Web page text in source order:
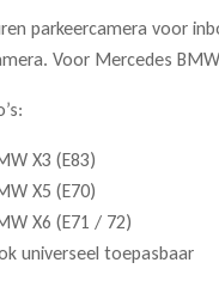
parkeercamera voor
Voor Mercedes
X3 (E83)
X5 (E70)
X6 (E71 / 72)
universeel toepasbaar